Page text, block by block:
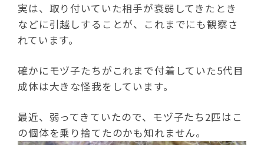
実は、取り付いていた相手が衰弱してきたとき
などに引越しすることが、これまでにも観察さ
れています。
確かにモヅ子たちがこれまで付着していた5代目
成体は大きな怪我をしています。
最近、弱ってきていたので、モヅ子たち2匹はこ
の個体を乗り捨てたのかも知れません。